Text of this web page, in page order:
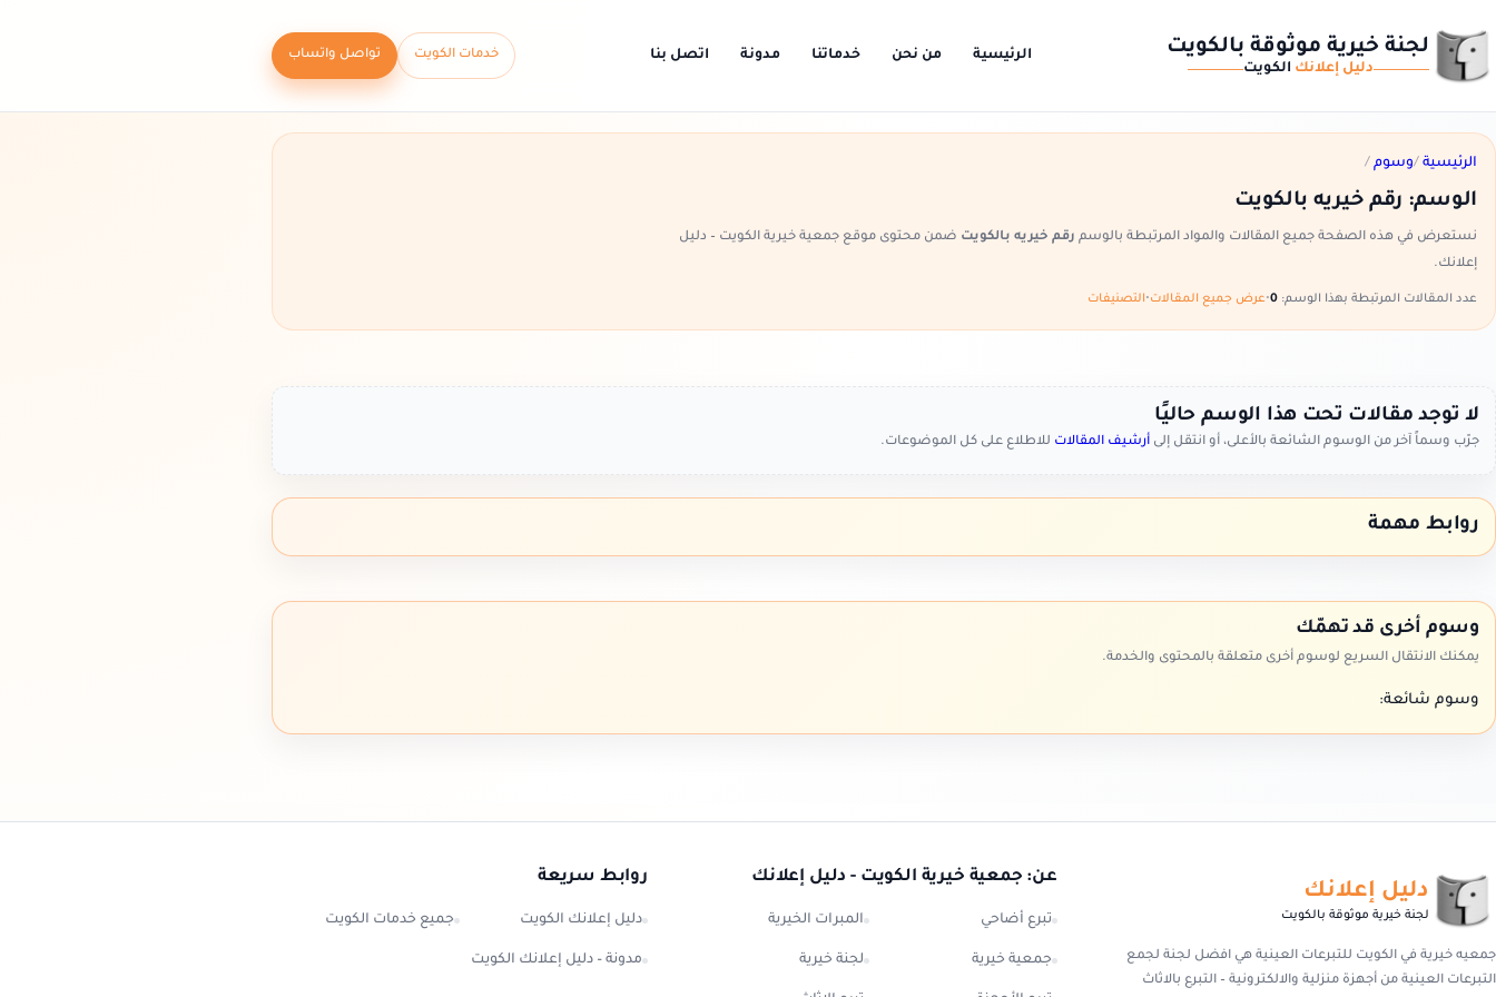
لجنة خيرية موثوقة بالكويت
دليل إعلانك الكويت
الرئيسية من نحن خدماتنا مدونة اتصل بنا خدمات الكويت تواصل واتساب
الرئيسية /وسوم /
الوسم: رقم خيريه بالكويت
نستعرض في هذه الصفحة جميع المقالات والمواد المرتبطة بالوسم رقم خيريه بالكويت ضمن محتوى موقع جمعية خيرية الكويت – دليل
إعلانك.
عدد المقالات المرتبطة بهذا الوسم: •عرض جميع المقالات•التصنيفات
لا توجد مقالات تحت هذا الوسم حاليًا
جرّب وسماً آخر من الوسوم الشائعة بالأعلى، أو انتقل إلى أرشيف المقالات للاطلاع على كل الموضوعات.
روابط مهمة
وسوم أخرى قد تهمّك
يمكنك الانتقال السريع لوسوم أخرى متعلقة بالمحتوى والخدمة.
وسوم شائعة:
دليل إعلانك
لجنة خيرية موثوقة بالكويت
جمعيه خيرية في الكويت للتبرعات العينية هي افضل لجنة لجمع
التبرعات العينية من أجهزة منزلية والالكترونية – التبرع بالاثاث
عن: جمعية خيرية الكويت - دليل إعلانك
تبرع أضاحي المبرات الخيرية
جمعية خيرية لجنة خيرية
روابط سريعة
دليل إعلانك الكويت جميع خدمات الكويت
مدونة – دليل إعلانك الكويت